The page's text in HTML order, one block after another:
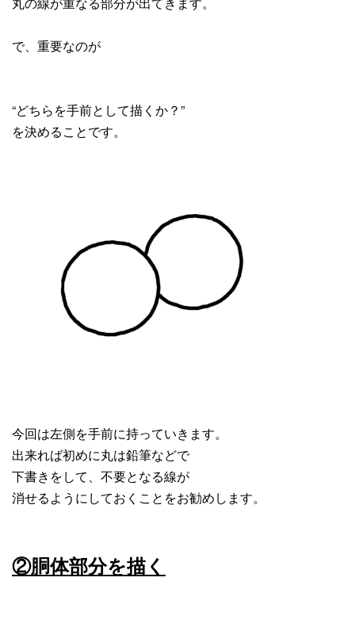
で、重要なのが
“どちらを手前として描くか？”
を決めることです。
今回は左側を手前に持っていきます。
出来れば初めに丸は鉛筆などで
下書きをして、不要となる線が
消せるようにしておくことをお勧めします。
②胴体部分を描く